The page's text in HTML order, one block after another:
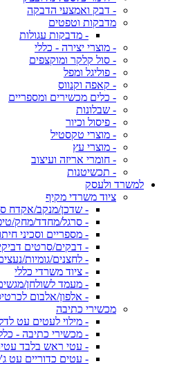
- דבק ואמצעי הדבקה
מדבקות וטפטים
- מדבקות עגולות
- מוצרי יצירה - כללי
- סול קלקר ומוקצפים
- פוליגל ומפל
- קאפה וקנווס
- כלים מכשירים ומספריים
- שבלונות
- פיסול וכיור
- מוצרי טקסטיל
- מוצרי עץ
- חומרי אריזה ועיצוב
- תכשיטנות
למשרד ולעסק
ציוד משרדי מקיף
- שדכן/מנקב/אקדח
- סרגל/מחדד/מחק/
- מספריים וסכיני
- דבקים/סרטים
- לחצנים/גומיות/
- ציוד משרדי כללי
- מעמד לשולחן/
- אלפון/אלבום
מכשירי כתיבה
- מילוי לעטים עט
- מכשירי כתיבה -
- עטי ראש בלבד
- עטים כדוריים עט